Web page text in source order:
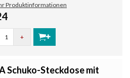
Produktinformationen
+
Schuko-Steckdose mit